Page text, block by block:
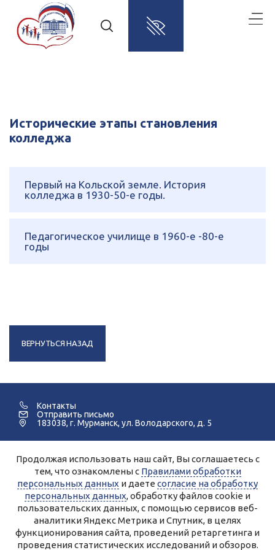
Исторические этапы становления
колледжа
Первый на Кольской земле. История
колледжа в 1930-50-е годы.
Педагогическое училище в 1960-е -80-е
годы
ВЕРНУТЬСЯ НАЗАД
Контакты
Отправить письмо
183038, г. Мурманск, ул. Володарского, д. 5
©2005-2026 Мурманский Педагогический Колледж.
Для улучшения работы сайта и его взаимодействия с
пользователями используются файлы cookie и сервисы веб-
аналитики Яндекс.Метрика, Спутник.
Продолжая работу с сайтом, Вы даете разрешение на
использование cookie-файлов и согласие на обработку данных
сервисами Яндекс.Метрика, Спутник.
Вы всегда можете отключить файлы cookie в настройках Вашего
браузера.
Персональные данные, опубликованные на сайте, размещены с
Продолжая использовать наш сайт, Вы соглашаетесь с
тем, что ознакомлены с Правилами обработки
персональных данных и даете согласие на обработку
персональных данных, обработку файлов cookie и
пользовательских данных, с помощью сервисов веб-
аналитики Яндекс Метрика и Спутник, в целях
функционирования сайта, проведений ретаргетинга и
проведения статистических исследований и обзоров.